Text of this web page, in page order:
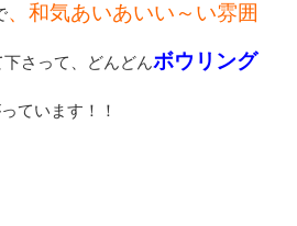
、和気あいあいい～い雰囲
さって、どんどんボウリング
ています！！